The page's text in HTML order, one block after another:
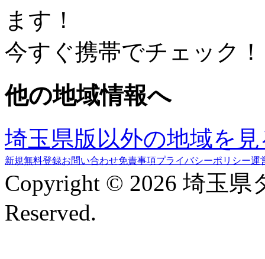
ます！
今すぐ携帯でチェック！
他の地域情報へ
埼玉県版以外の地域を
新規無料登録お問い合わせ免責事項プライバシーポリシー運
Copyright © 2026 埼玉
Reserved.